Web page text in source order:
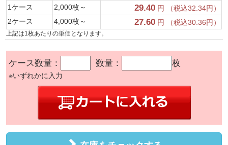
1ケース
2,000枚～ 29.40 円 （税込32.34円）
2ケース
4,000枚～ 27.60 円 （税込30.36円）
上記は1枚あたりの単価となります。
ケース数量： 数量： 枚
※いずれかに入力